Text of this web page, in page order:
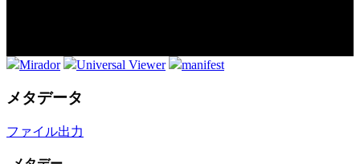
Mirador Universal Viewer manifest
メタデータ
ファイル出力